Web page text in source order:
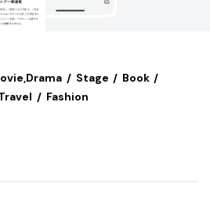
Stage
Book
Fashion